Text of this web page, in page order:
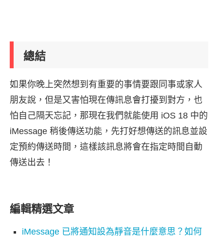
總結
如果你晚上突然想到有重要的事情要跟同事或家人
朋友說，但是又害怕現在傳訊息會打擾到對方，也
怕自己隔天忘記，那現在我們就能使用 iOS 18 中的
iMessage 稍後傳送功能，先打好想傳送的訊息並設
定預約傳送時間，這樣該訊息將會在指定時間自動
傳送出去！
編輯精選文章
iMessage 已將通知設為靜音是什麼意思？如何